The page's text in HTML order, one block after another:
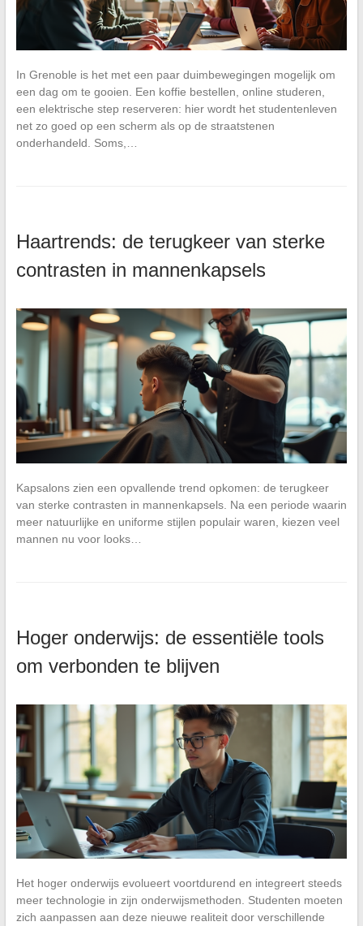
In Grenoble is het met een paar duimbewegingen mogelijk om
een dag om te gooien. Een koffie bestellen, online studeren,
een elektrische step reserveren: hier wordt het studentenleven
net zo goed op een scherm als op de straatstenen
onderhandeld. Soms,…
Haartrends: de terugkeer van sterke
contrasten in mannenkapsels
Kapsalons zien een opvallende trend opkomen: de terugkeer
van sterke contrasten in mannenkapsels. Na een periode waarin
meer natuurlijke en uniforme stijlen populair waren, kiezen veel
mannen nu voor looks…
Hoger onderwijs: de essentiële tools
om verbonden te blijven
Het hoger onderwijs evolueert voortdurend en integreert steeds
meer technologie in zijn onderwijsmethoden. Studenten moeten
zich aanpassen aan deze nieuwe realiteit door verschillende